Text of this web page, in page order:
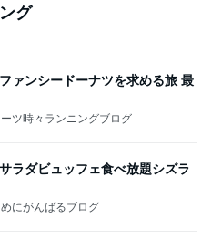
ツ時々ランニングブログ
サラダビュッフェ食べ放題シズラ
にがんばるブログ